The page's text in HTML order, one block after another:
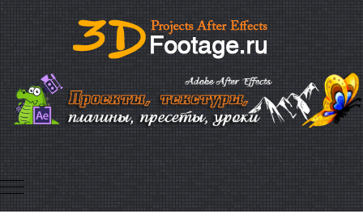
Mobile Menu Toggle